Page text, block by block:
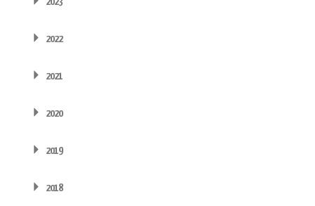
2022
2021
2020
2019
2018